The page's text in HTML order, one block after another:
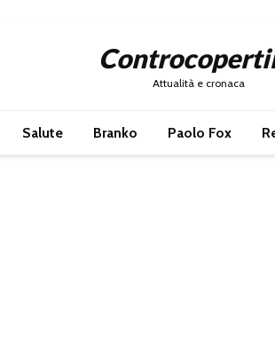
Attualità e cronaca
Salute Branko Paolo Fox